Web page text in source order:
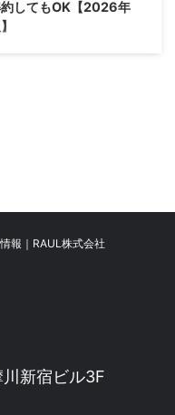
してもOK【2026年
報｜RAUL株式会社
新宿ビル3F